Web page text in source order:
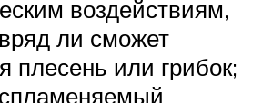
воздействиям,
ли сможет
плесень или грибок;